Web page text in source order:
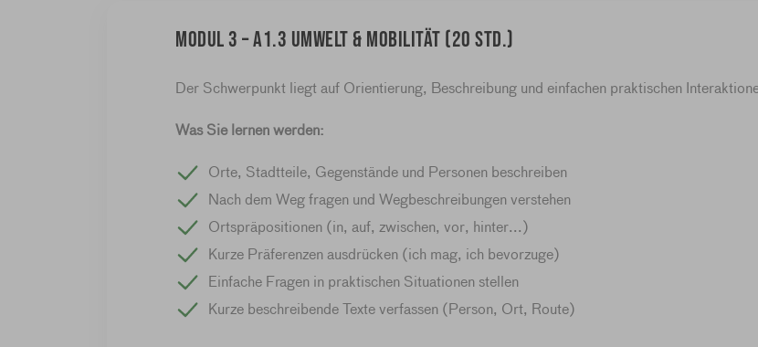
Modul 3 – A1.3 Umwelt & Mobilität (20 Std.)
Der Schwerpunkt liegt auf Orientierung, Beschreibung und einfachen praktischen
Was Sie lernen werden:
Orte, Stadtteile, Gegenstände und Personen beschreiben
Nach dem Weg fragen und Wegbeschreibungen verstehen
Ortspräpositionen (in, auf, zwischen, vor, hinter...)
Kurze Präferenzen ausdrücken (ich mag, ich bevorzuge)
Einfache Fragen in praktischen Situationen stellen
Kurze beschreibende Texte verfassen (Person, Ort, Route)